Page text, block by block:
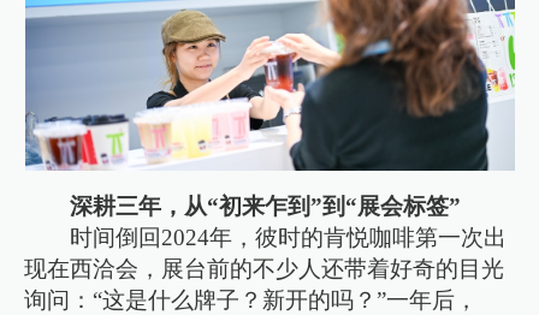
深耕三年，从“初来乍到”到“展会标签”
时间倒回2024年，彼时的肯悦咖啡第一次出
现在西洽会，展台前的不少人还带着好奇的目光
询问：“这是什么牌子？新开的吗？”一年后，